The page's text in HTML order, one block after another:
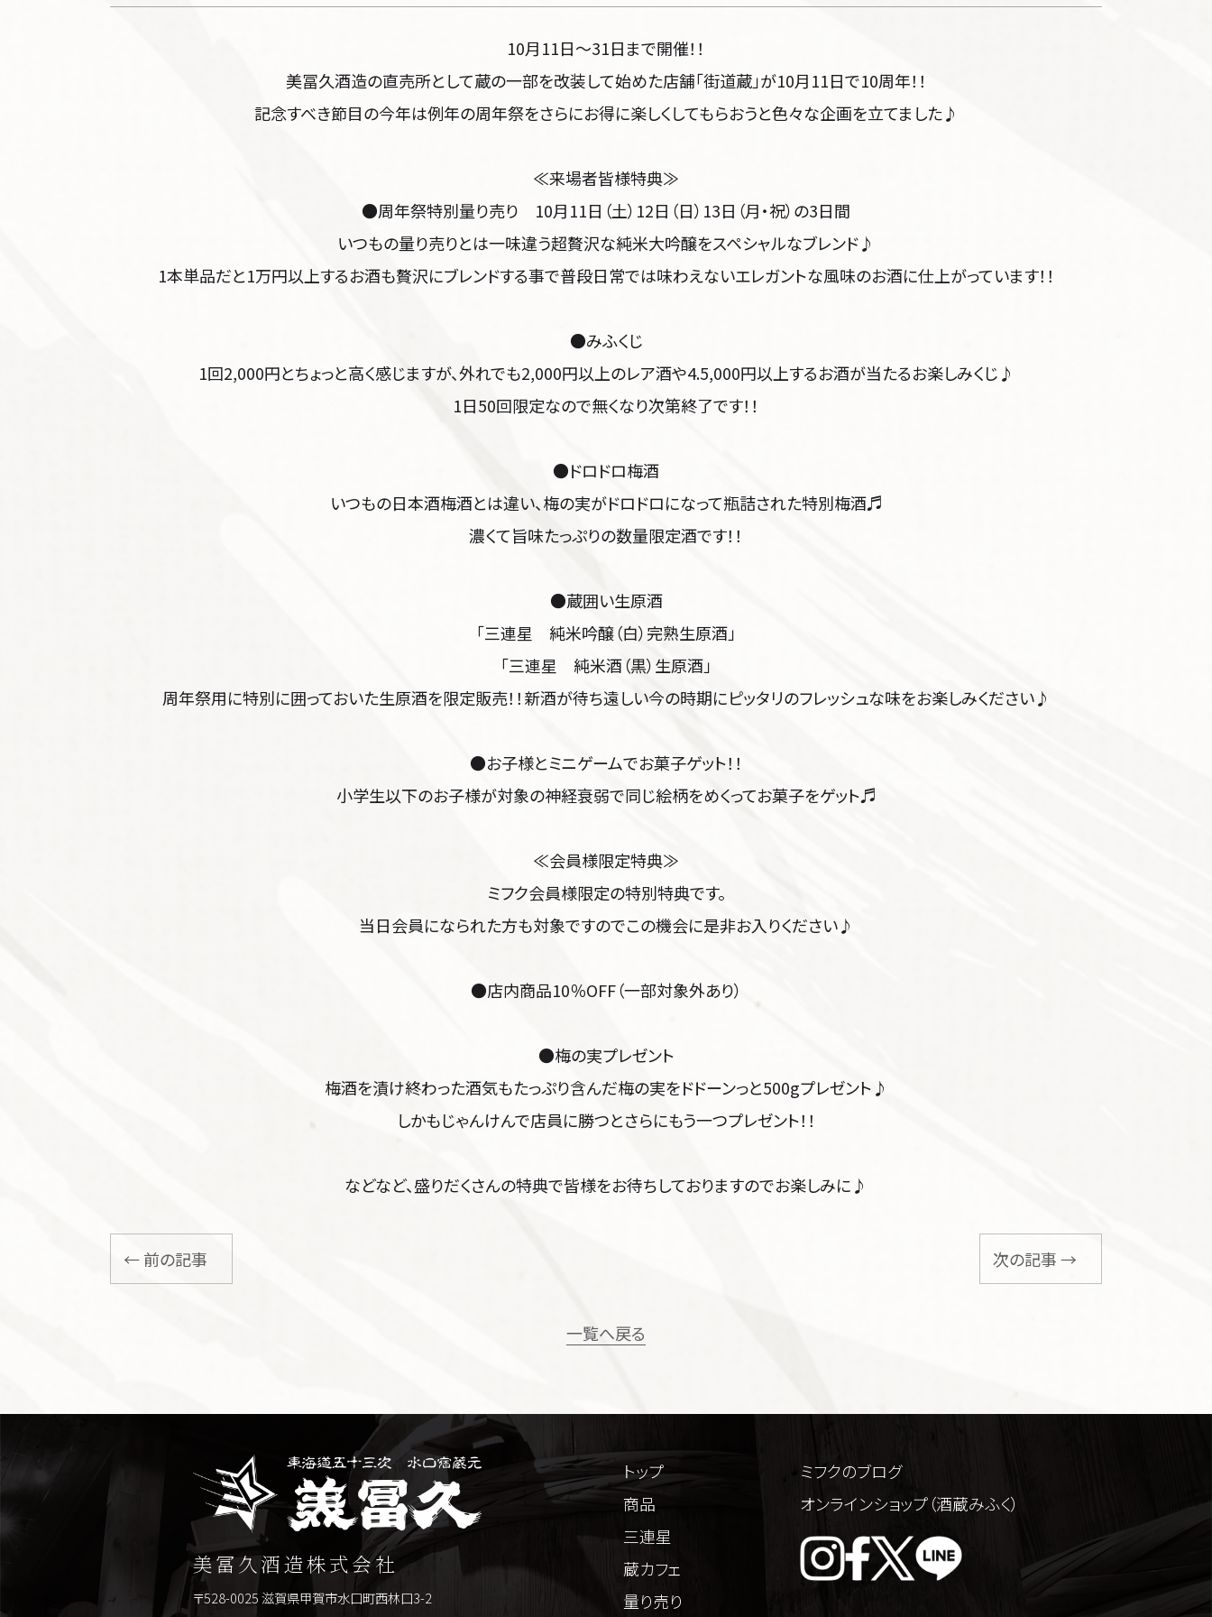
10月11日～31日まで開催！！
美冨久酒造の直売所として蔵の一部を改装して始めた店舗「街道蔵」が10月11日で10周年！！
記念すべき節目の今年は例年の周年祭をさらにお得に楽しくしてもらおうと色々な企画を立てました♪
≪来場者皆様特典≫
●周年祭特別量り売り 10月11日（土）12日（日）13日（月・祝）の3日間
いつもの量り売りとは一味違う超贅沢な純米大吟醸をスペシャルなブレンド♪
1本単品だと1万円以上するお酒も贅沢にブレンドする事で普段日常では味わえないエレガントな風味のお酒に仕上がっています！！
●みふくじ
1回2,000円とちょっと高く感じますが、外れでも2,000円以上のレア酒や4.5,000円以上するお酒が当たるお楽しみくじ♪
1日50回限定なので無くなり次第終了です！！
●ドロドロ梅酒
いつもの日本酒梅酒とは違い、梅の実がドロドロになって瓶詰された特別梅酒♬
濃くて旨味たっぷりの数量限定酒です！！
●蔵囲い生原酒
「三連星 純米吟醸（白）完熟生原酒」
「三連星 純米酒（黒）生原酒」
周年祭用に特別に囲っておいた生原酒を限定販売！！新酒が待ち遠しい今の時期にピッタリのフレッシュな味をお楽しみください♪
●お子様とミニゲームでお菓子ゲット！！
小学生以下のお子様が対象の神経衰弱で同じ絵柄をめくってお菓子をゲット♬
≪会員様限定特典≫
ミフク会員様限定の特別特典です。
当日会員になられた方も対象ですのでこの機会に是非お入りください♪
●店内商品10％OFF（一部対象外あり）
●梅の実プレゼント
梅酒を漬け終わった酒気もたっぷり含んだ梅の実をドドーンっと500gプレゼント♪
しかもじゃんけんで店員に勝つとさらにもう一つプレゼント！！
などなど、盛りだくさんの特典で皆様をお待ちしておりますのでお楽しみに♪
← 前の記事 次の記事 →
一覧へ戻る
美冨久酒造株式会社
〒528-0025 滋賀県甲賀市水口町西林口3-2
トップ
商品
三連星
蔵カフェ
量り売り
ミフクのブログ
オンラインショップ（酒蔵みふく）